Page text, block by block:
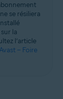
64 bits)
se résiliera
la
l’article
– Foire